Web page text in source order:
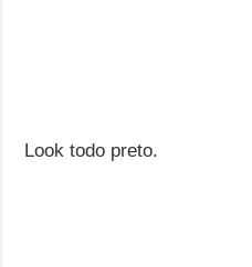
Look todo preto.